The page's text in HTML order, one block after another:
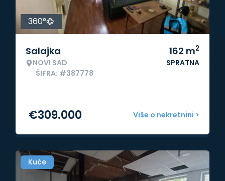
360°
Salajka
NOVI SAD
ŠIFRA: #387778
162 m2
SPRATNA
Više o nekretnini >
€309.000
Kuće